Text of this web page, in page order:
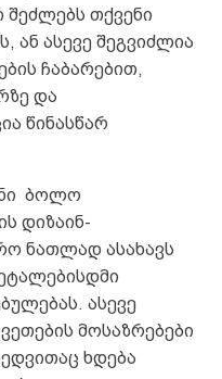
თქვენი
ან ასევე შეგვიძლია
ჩაბარებით,
და
წინასწარ
ბოლო
დიზაინ-
ნათლად ასახავს
ასევე
მოსაზრებები
ხდება